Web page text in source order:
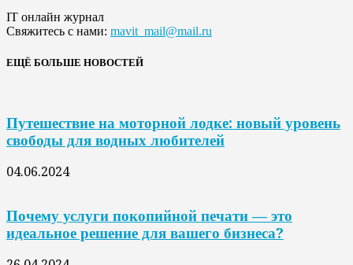
IT онлайн журнал
Свяжитесь с нами: mavit_mail@mail.ru
ЕЩЁ БОЛЬШЕ НОВОСТЕЙ
Путешествие на моторной лодке: новый уровень
свободы для водных любителей
04.06.2024
Почему услуги покопийной печати — это
идеальное решение для вашего бизнеса?